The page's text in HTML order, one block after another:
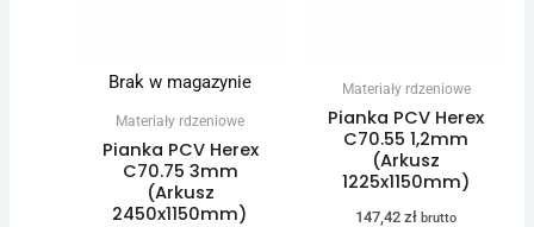
Brak w magazynie
Materiały rdzeniowe
Pianka PCV Herex
C70.75 3mm
(Arkusz
2450x1150mm)
Materiały rdzeniowe
Pianka PCV Herex
C70.55 1,2mm
(Arkusz
1225x1150mm)
147,42zł brutto